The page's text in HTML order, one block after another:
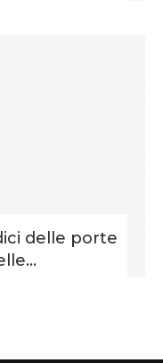
delle porte